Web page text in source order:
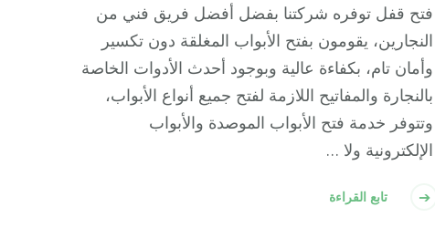
فتح قفل توفره شركتنا بفضل أفضل فريق فني من
النجارين، يقومون بفتح الأبواب المغلقة دون تكسير
وأمان تام، بكفاءة عالية وبوجود أحدث الأدوات الخاصة
بالنجارة والمفاتيح اللازمة لفتح جميع أنواع الأبواب،
وتتوفر خدمة فتح الأبواب الموصدة والأبواب
الإلكترونية ولا …
تابع القراءة